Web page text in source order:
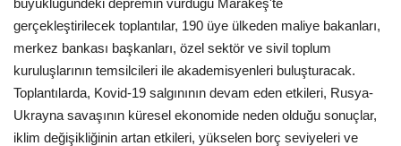
Restoranlar
Sağlık
Etkinlik
büyüklüğündeki depremin vurduğu Marakeş'te
gerçekleştirilecek toplantılar, 190 üye ülkeden maliye bakanları,
merkez bankası başkanları, özel sektör ve sivil toplum
kuruluşlarının temsilcileri ile akademisyenleri buluşturacak.
Toplantılarda, Kovid-19 salgınının devam eden etkileri, Rusya-
Ukrayna savaşının küresel ekonomide neden olduğu sonuçlar,
iklim değişikliğinin artan etkileri, yükselen borç seviyeleri ve